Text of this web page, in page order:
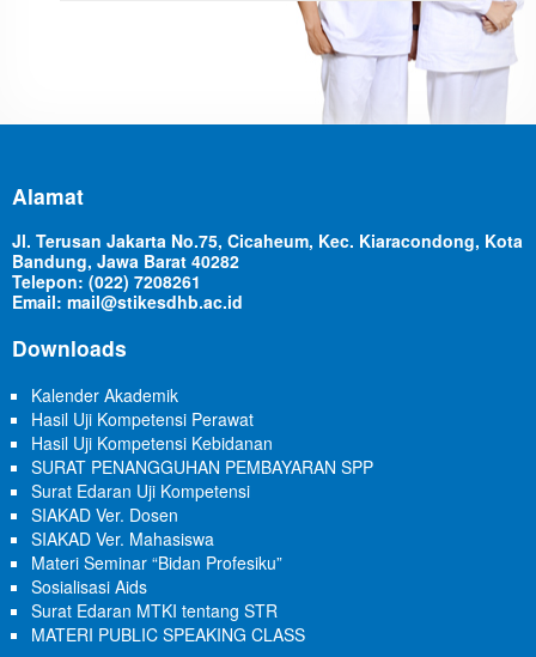
Alamat
Jl. Terusan Jakarta No.75, Cicaheum, Kec. Kiaracondong, Kota
Bandung, Jawa Barat 40282
Telepon: (022) 7208261
Email: mail@stikesdhb.ac.id
Downloads
Kalender Akademik
Hasil Uji Kompetensi Perawat
Hasil Uji Kompetensi Kebidanan
SURAT PENANGGUHAN PEMBAYARAN SPP
Surat Edaran Uji Kompetensi
SIAKAD Ver. Dosen
SIAKAD Ver. Mahasiswa
Materi Seminar “Bidan Profesiku”
Sosialisasi Aids
Surat Edaran MTKI tentang STR
MATERI PUBLIC SPEAKING CLASS